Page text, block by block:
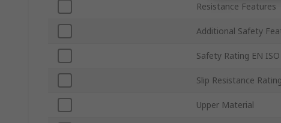
Resistance Features
Additional Safety
Safety Rating EN
Slip Resistance Rating
Upper Material